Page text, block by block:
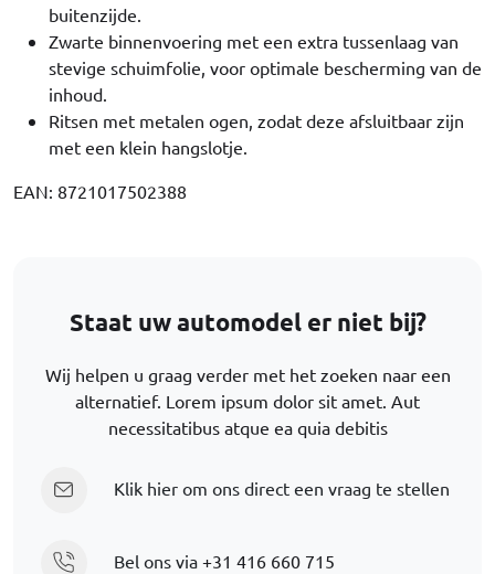
buitenzijde.
Zwarte binnenvoering met een extra tussenlaag van
stevige schuimfolie, voor optimale bescherming van de
inhoud.
Ritsen met metalen ogen, zodat deze afsluitbaar zijn
met een klein hangslotje.
EAN: 8721017502388
Staat uw automodel er niet bij?
Wij helpen u graag verder met het zoeken naar een
alternatief. Lorem ipsum dolor sit amet. Aut
necessitatibus atque ea quia debitis
Klik hier om ons direct een vraag te stellen
Bel ons via +31 416 660 715